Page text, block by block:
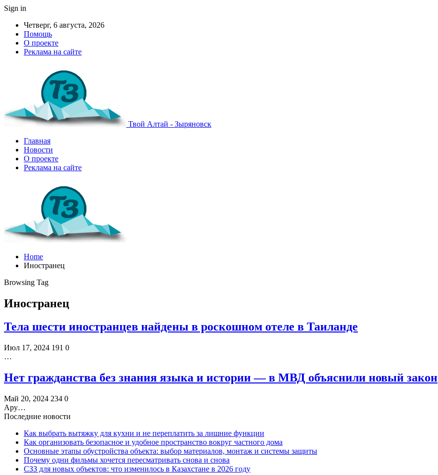
Sign in
Четверг, 6 августа, 2026
Помощь
О проекте
Реклама на сайте
Твой Алтай - Зыряновск
Главная
Новости
О проекте
Реклама на сайте
Home
Иностранец
Browsing Tag
Иностранец
Тела шести иностранцев найдены в роскошном отеле в Таиланде
Июл 17, 2024 191 0
…
Нет гражданства без знания языка и истории — в МВД объяснили новый закон
Май 20, 2024 234 0
Ару…
Последние новости
Как выбрать вытяжку для кухни и не переплатить за лишние функции
Как организовать безопасное и удобное пространство вокруг частного дома
Основные этапы обустройства объекта: выбор материалов, монтаж и системы защиты
Почему одни фильмы хочется пересматривать снова и снова
СЗЗ для новых объектов: что изменилось в Казахстане в 2026 году